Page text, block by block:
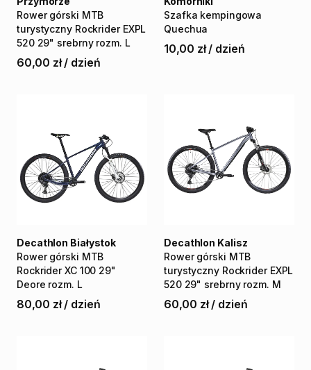
Rower górski MTB
turystyczny Rockrider EXPL
520 29" srebrny rozm. L
60,00 zł / dzień
Szafka kempingowa
Quechua
10,00 zł / dzień
Rower górski MTB
Rockrider XC 100 29"
Deore rozm. L
Decathlon Białystok
80,00 zł / dzień
Rower górski MTB
turystyczny Rockrider EXPL
520 29" srebrny rozm. M
Decathlon Kalisz
60,00 zł / dzień